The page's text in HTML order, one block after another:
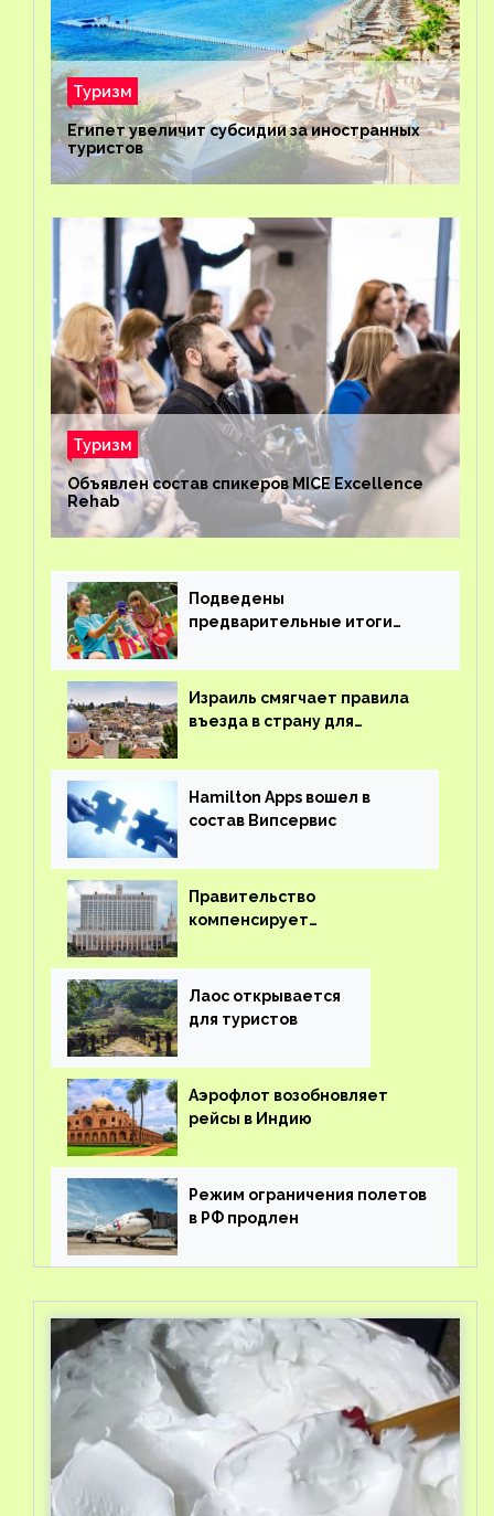
Туризм
Египет увеличит субсидии за иностранных
туристов
Туризм
Объявлен состав спикеров MICE Excellence
Rehab
Подведены
предварительные итоги
Израиль смягчает правила
въезда в страну для
Hamilton Apps вошел в
состав Випсервис
Правительство
компенсирует
вывоз россиян из-за рубежа
Лаос открывается
для туристов
Аэрофлот возобновляет
рейсы в Индию
Режим ограничения полетов
в РФ продлен